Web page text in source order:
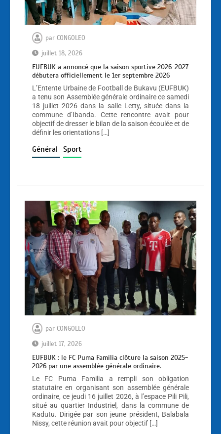
par CONGOLEO
juillet 18, 2026
EUFBUK a annoncé que la saison sportive 2026-2027
débutera officiellement le 1er septembre 2026
L’Entente Urbaine de Football de Bukavu (EUFBUK)
a tenu son Assemblée générale ordinaire ce samedi
18 juillet 2026 dans la salle Letty, située dans la
commune d’Ibanda. Cette rencontre avait pour
objectif de dresser le bilan de la saison écoulée et de
définir les orientations […]
Général Sport
par CONGOLEO
juillet 17, 2026
EUFBUK : le FC Puma Familia clôture la saison 2025-
2026 par une assemblée générale ordinaire.
Le FC Puma Familia a rempli son obligation
statutaire en organisant son assemblée générale
ordinaire, ce jeudi 16 juillet 2026, à l’espace Pili Pili,
situé au quartier Industriel, dans la commune de
Kadutu. Dirigée par son jeune président, Balabala
Nissy, cette réunion avait pour objectif […]